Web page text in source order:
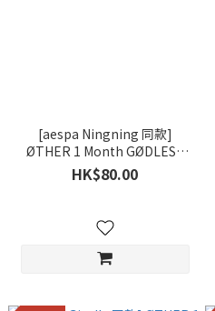
[aespa Ningning 同款]
ØTHER 1 Month GØDLESS
(Other 1 Month GODLESS)｜
月拋彩妝隱形眼鏡｜每盒1片
HK$80.00